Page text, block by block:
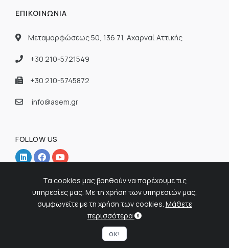
ΕΠΙΚΟΙΝΩΝΊΑ
Μεταμορφώσεως 50, 136 71, Αχαρναί Αττικής
+30 210-5721549
+30 210-5745872
info@asem.gr
FOLLOW US
© 2026 ASEM - Ελληνική Εταιρία Παραγωγής Εξειδικευμένων
Απορρυπαντικών. All Rights Reserved.
Τα cookies μας βοηθούν να παρέχουμε τις
υπηρεσίες μας. Με τη χρήση των υπηρεσιών μας,
συμφωνείτε με τη χρήση των cookies. Μάθετε
περισσότερα
OK!